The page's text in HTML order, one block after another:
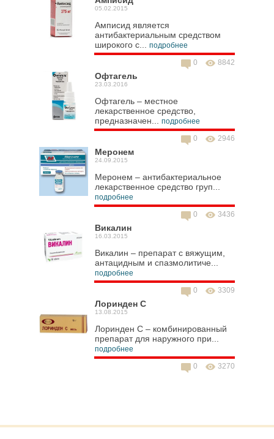
05.02.2015
Амписид является
антибактериальным средством
широкого с... подробнее
8842
0
Офтагель
23.03.2016
Офтагель – местное
лекарственное средство,
предназначен... подробнее
2946
0
Меронем
24.09.2015
Меронем – антибактериальное
лекарственное средство груп...
подробнее
3436
0
Викалин
16.03.2015
Викалин – препарат с вяжущим,
антацидным и спазмолитиче...
подробнее
3309
0
Лоринден С
13.08.2015
Лоринден С – комбинированный
препарат для наружного при...
подробнее
3270
0